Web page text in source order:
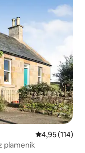
Prosječna
4,95 (114)
plamenik